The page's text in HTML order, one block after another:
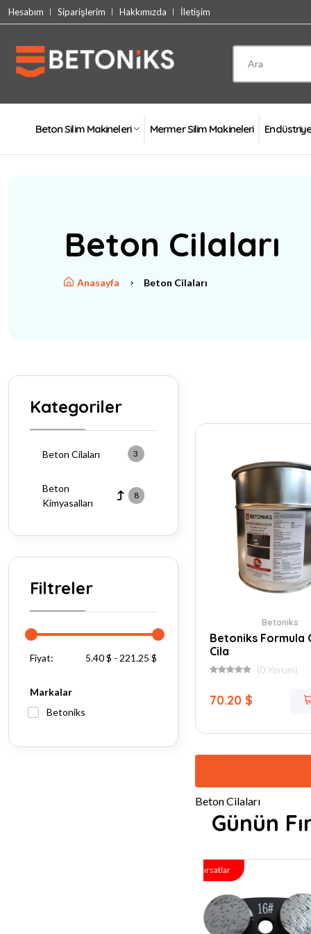
Hesabım Siparişlerim Hakkımızda İletişim
Beton Silim Makineleri Mermer Silim Makineleri
Beton Cilaları
Anasayfa Beton Cilaları
Betoniks
Betoniks Formula
Cila
(0 Yorum)
70.20 $
Beton Cilaları
Günün
Kategoriler
Beton Cilaları 3
Beton
Kimyasalları
8
Filtreler
Fiyat: 5.40 $ - 221.25 $
Markalar
Betoniks